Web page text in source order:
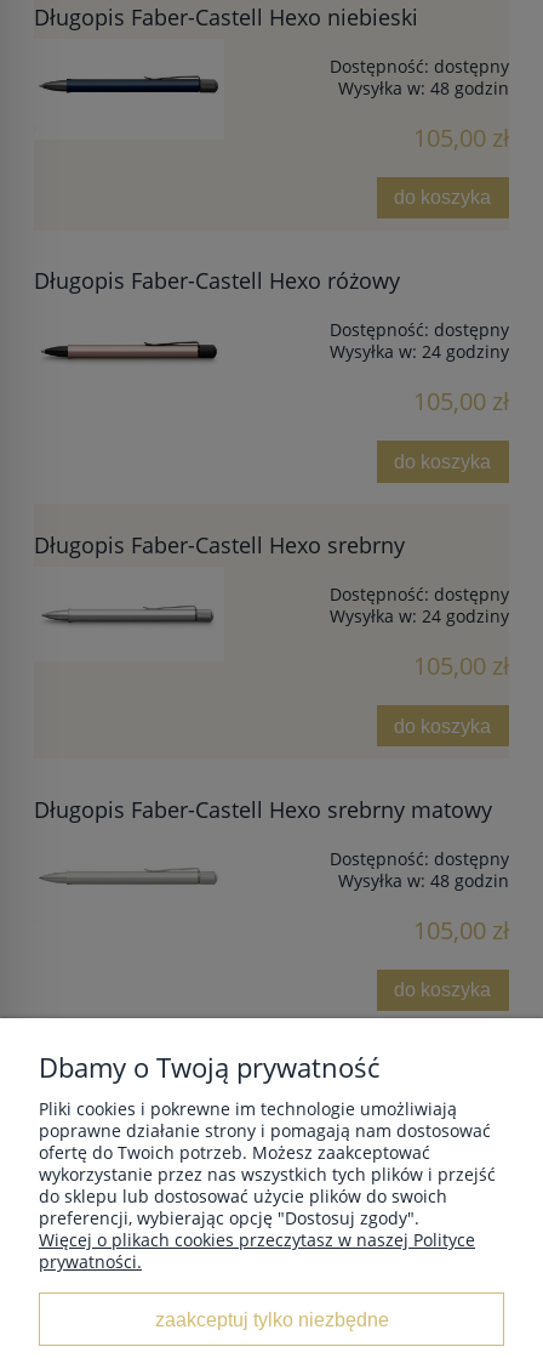
Długopis Faber-Castell Hexo niebieski
Dostępność: dostępny
Wysyłka w: 48 godzin
105,00 zł
do koszyka
Długopis Faber-Castell Hexo różowy
Dostępność: dostępny
Wysyłka w: 24 godziny
105,00 zł
do koszyka
Długopis Faber-Castell Hexo srebrny
Dostępność: dostępny
Wysyłka w: 24 godziny
105,00 zł
do koszyka
Długopis Faber-Castell Hexo srebrny matowy
Dostępność: dostępny
Wysyłka w: 48 godzin
105,00 zł
do koszyka
POMOC
MOJE KONTO
PŁATNOŚCI I DOSTAWA
Dbamy o Twoją prywatność
Pliki cookies i pokrewne im technologie umożliwiają
poprawne działanie strony i pomagają nam dostosować
ofertę do Twoich potrzeb. Możesz zaakceptować
wykorzystanie przez nas wszystkich tych plików i przejść
do sklepu lub dostosować użycie plików do swoich
preferencji, wybierając opcję "Dostosuj zgody".
Więcej o plikach cookies przeczytasz w naszej Polityce
prywatności.
zaakceptuj tylko niezbędne